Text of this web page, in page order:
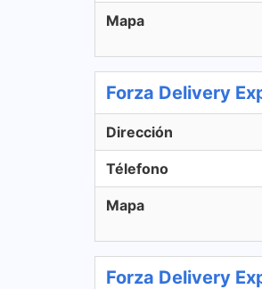
Mapa
Forza Delivery
Dirección
Télefono
Mapa
Forza Delivery